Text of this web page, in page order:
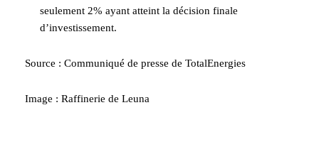
seulement 2% ayant atteint la décision finale
d’investissement.
Source : Communiqué de presse de TotalEnergies
Image : Raffinerie de Leuna